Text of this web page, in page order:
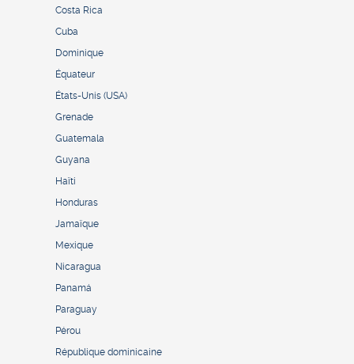
Costa Rica
Cuba
Dominique
Équateur
États-Unis (USA)
Grenade
Guatemala
Guyana
Haïti
Honduras
Jamaïque
Mexique
Nicaragua
Panamá
Paraguay
Pérou
République dominicaine